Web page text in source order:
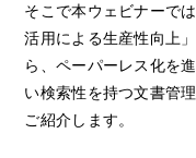
そこで本ウェビナーで
活用による生産性向上
ら、ペーパーレス化を
い検索性を持つ文書管
ご紹介します。